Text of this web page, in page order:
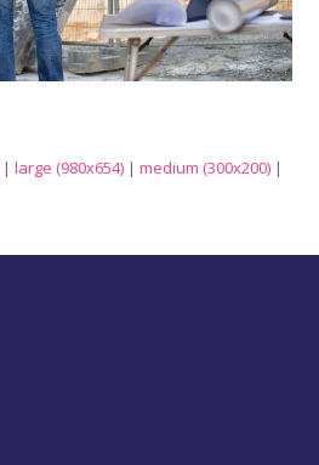
|large (980x654) |medium (300x200) |